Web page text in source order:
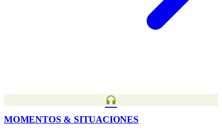
headphones
MOMENTOS & SITUACIONES